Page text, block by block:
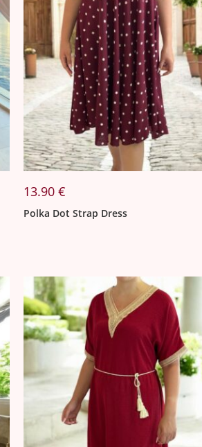
13.90 €
Polka Dot Strap Dress